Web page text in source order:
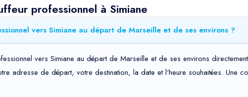
professionnel à Simiane
vers Simiane au départ de Marseille et de ses environs ?
vers Simiane au départ de Marseille et de ses environs
adresse de départ, votre destination, la date et l'heure souhaitées. Une